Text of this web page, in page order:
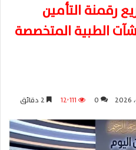
رقمنة التأمين
الطبية المتخصصة
0 12٬111